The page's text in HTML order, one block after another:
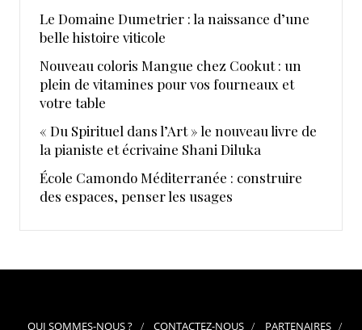
Le Domaine Dumetrier : la naissance d’une
belle histoire viticole
Nouveau coloris Mangue chez Cookut : un
plein de vitamines pour vos fourneaux et
votre table
« Du Spirituel dans l’Art » le nouveau livre de
la pianiste et écrivaine Shani Diluka
École Camondo Méditerranée : construire
des espaces, penser les usages
QUI SOMMES-NOUS ? CONTACTEZ-NOUS PARTENAIRES